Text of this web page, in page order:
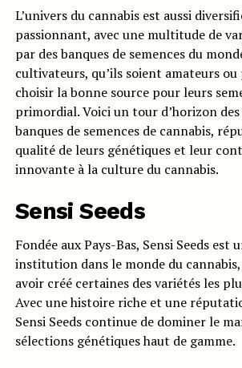
L’univers du cannabis est aussi
passionnant, avec une multitude de
par des banques de semences du
cultivateurs, qu’ils soient amateurs
choisir la bonne source pour leurs
primordial. Voici un tour d’horizon
banques de semences de cannabis,
qualité de leurs génétiques et leur
innovante à la culture du cannabis.
Sensi Seeds
Fondée aux Pays-Bas, Sensi Seeds est
institution dans le monde du
avoir créé certaines des variétés les
Avec une histoire riche et une
Sensi Seeds continue de dominer le
sélections génétiques haut de gamme.